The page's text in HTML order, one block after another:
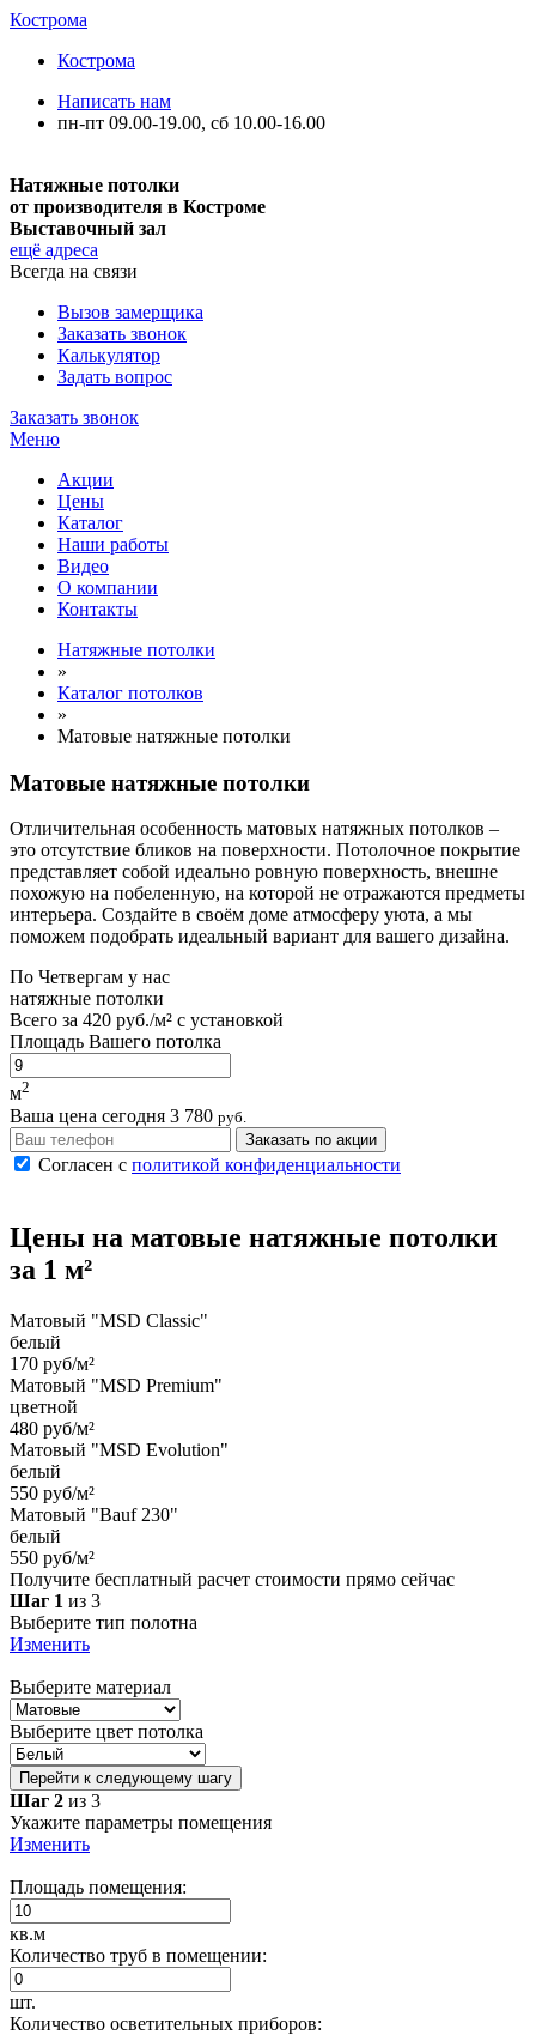
Кострома
Кострома
Написать нам
пн-пт 09.00-19.00, сб 10.00-16.00
Натяжные потолки
от производителя в Костроме
Выставочный зал
ещё адреса
Всегда на связи
Вызов замерщика
Заказать звонок
Калькулятор
Задать вопрос
Заказать звонок
Меню
Акции
Цены
Каталог
Наши работы
Видео
О компании
Контакты
Натяжные потолки
»
Каталог потолков
»
Матовые натяжные потолки
Матовые натяжные потолки
Отличительная особенность матовых натяжных потолков –
это отсутствие бликов на поверхности. Потолочное покрытие
представляет собой идеально ровную поверхность, внешне
похожую на побеленную, на которой не отражаются предметы
интерьера. Создайте в своём доме атмосферу уюта, а мы
поможем подобрать идеальный вариант для вашего дизайна.
По Четвергам у нас
натяжные потолки
Всего за 420 руб./м² с установкой
Площадь Вашего потолка
м2
Ваша цена сегодня 3 780 руб.
Заказать по акции
Согласен с политикой конфиденциальности
Цены на матовые натяжные потолки
за 1 м²
Матовый "MSD Classic"
белый
170 руб/м²
Матовый "MSD Premium"
цветной
480 руб/м²
Матовый "MSD Evolution"
белый
550 руб/м²
Матовый "Bauf 230"
белый
550 руб/м²
Получите бесплатный расчет стоимости прямо сейчас
Шаг 1 из 3
Выберите тип полотна
Изменить
Выберите материал
Выберите цвет потолка
Перейти к следующему шагу
Шаг 2 из 3
Укажите параметры помещения
Изменить
Площадь помещения:
кв.м
Количество труб в помещении:
шт.
Количество осветительных приборов: